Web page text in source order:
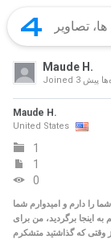
Maude H.
Joined پیش
Maude H.
United States
1
1
0
را دارم و امیدوارم شما
به اینجا برگردید، من برای